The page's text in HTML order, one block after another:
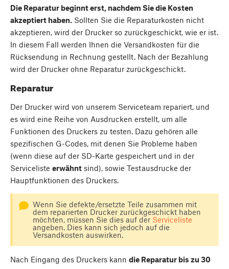
Die Reparatur beginnt erst, nachdem Sie die Kosten
akzeptiert haben. Sollten Sie die Reparaturkosten nicht
akzeptieren, wird der Drucker so zurückgeschickt, wie er ist.
In diesem Fall werden Ihnen die Versandkosten für die
Rücksendung in Rechnung gestellt. Nach der Bezahlung
wird der Drucker ohne Reparatur zurückgeschickt.
Reparatur
Der Drucker wird von unserem Serviceteam repariert, und
es wird eine Reihe von Ausdrucken erstellt, um alle
Funktionen des Druckers zu testen. Dazu gehören alle
spezifischen G-Codes, mit denen Sie Probleme haben
(wenn diese auf der SD-Karte gespeichert und in der
Serviceliste erwähnt sind), sowie Testausdrucke der
Hauptfunktionen des Druckers.
Wenn Sie defekte/ersetzte Teile zusammen mit
dem reparierten Drucker zurückgeschickt haben
möchten, müssen Sie dies auf der Serviceliste
angeben. Dies kann sich jedoch auf die
Versandkosten auswirken.
Nach Eingang des Druckers kann die Reparatur bis zu 30